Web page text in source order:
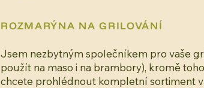
ROZMARÝNA NA GRILOVÁNÍ
Jsem nezbytným společníkem pro vaše
použít na maso i na brambory), kromě
chcete prohlédnout kompletní sortiment